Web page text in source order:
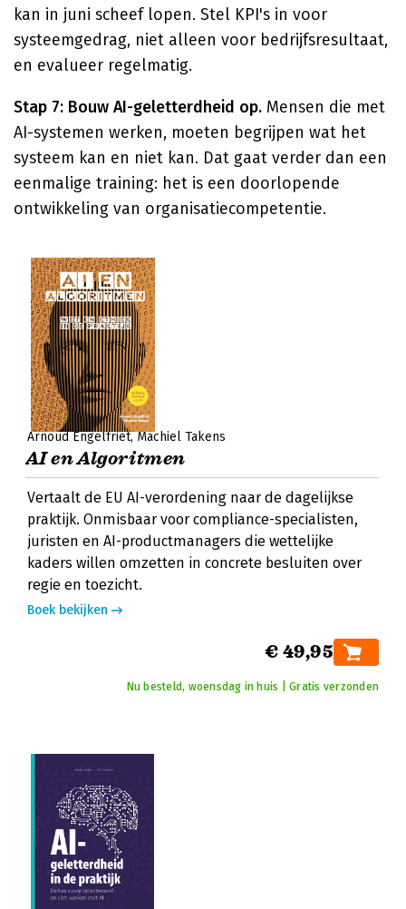
kan in juni scheef lopen. Stel KPI's in voor
systeemgedrag, niet alleen voor bedrijfsresultaat,
en evalueer regelmatig.
Stap 7: Bouw AI-geletterdheid op. Mensen die met
AI-systemen werken, moeten begrijpen wat het
systeem kan en niet kan. Dat gaat verder dan een
eenmalige training: het is een doorlopende
ontwikkeling van organisatiecompetentie.
Arnoud Engelfriet Machiel Takens
AI en Algoritmen
Vertaalt de EU AI-verordening naar de dagelijkse
praktijk. Onmisbaar voor compliance-specialisten,
juristen en AI-productmanagers die wettelijke
kaders willen omzetten in concrete besluiten over
regie en toezicht.
Boek bekijken
€ 49,95
Nu besteld, woensdag in huis | Gratis verzonden